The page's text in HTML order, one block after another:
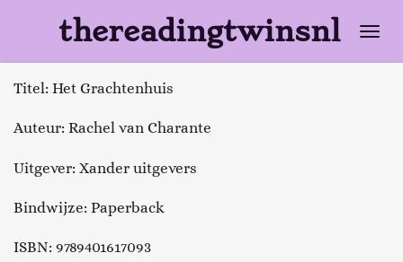
naar
de
hoofdinhoud
thereadingtwinsnl
Titel: Het Grachtenhuis
Auteur: Rachel van Charante
Uitgever: Xander uitgevers
Bindwijze: Paperback
ISBN: 9789401617093